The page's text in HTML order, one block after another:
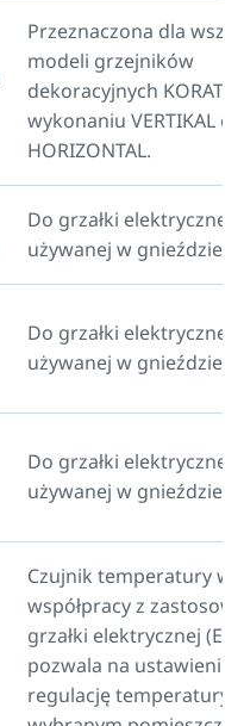
Przeznaczona dla
modeli grzejników
dekoracyjnych
wykonaniu VERTIKAL
HORIZONTAL.
Do grzałki elektrycznej
używanej w gnieździe.
Do grzałki elektrycznej
używanej w gnieździe.
Do grzałki elektrycznej
używanej w gnieździe.
Czujnik temperatury we
współpracy z
grzałki elektrycznej
pozwala na ustawienie i
regulację temperatury